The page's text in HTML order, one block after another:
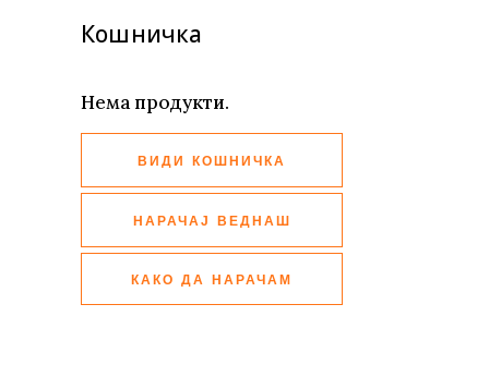
Кошничка
Нема продукти.
ВИДИ КОШНИЧКА
НАРАЧАЈ ВЕДНАШ
КАКО ДА НАРАЧАМ